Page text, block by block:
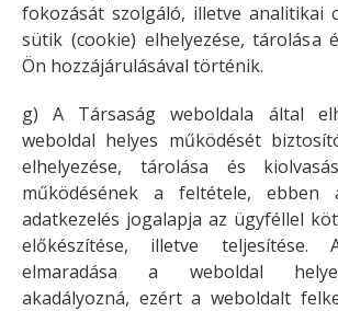
fokozását szolgáló, illetve analitikai
sütik (cookie) elhelyezése, tárolása
Ön hozzájárulásával történik.
g) A Társaság weboldala által
weboldal helyes működését
elhelyezése, tárolása és
működésének a feltétele, ebben
adatkezelés jogalapja az ügyféllel
előkészítése, illetve teljesítése.
elmaradása a weboldal
akadályozná, ezért a weboldalt